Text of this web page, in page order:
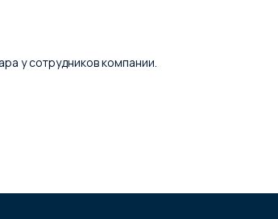
у сотрудников компании.